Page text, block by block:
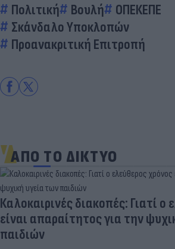
Πολιτική Βουλή
ΟΠΕΚΕΠΕ
Σκάνδαλο Υποκλοπών
Προανακριτική Επιτροπή
ΑΠΟ ΤΟ ΔΙΚΤΥΟ
Καλοκαιρινές διακοπές: Γιατί ο
είναι απαραίτητος για την
παιδιών